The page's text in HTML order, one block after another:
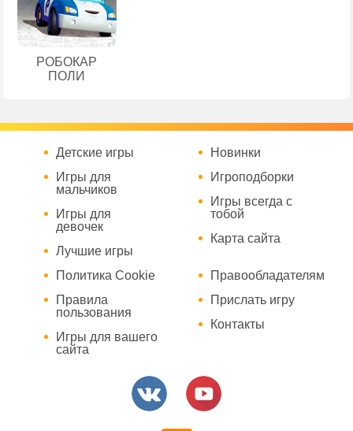
РОБОКАР
ПОЛИ
Детские игры
Игры для
мальчиков
Игры для
девочек
Лучшие игры
Новинки
Игроподборки
Игры всегда с
тобой
Карта сайта
Политика Cookie
Правила
пользования
Игры для вашего
сайта
Правообладателям
Прислать игру
Контакты